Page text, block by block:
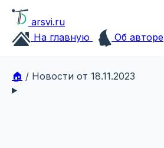
arsvi.ru
На главную
Об авторе
🏠 / Новости от 18.11.2023